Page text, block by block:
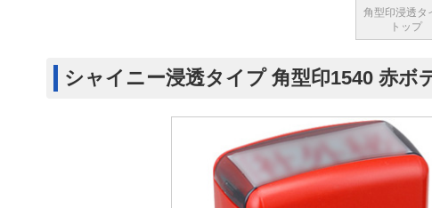
角型印浸透タ
トップ
シャイニー浸透タイプ 角型印1540 赤ボ